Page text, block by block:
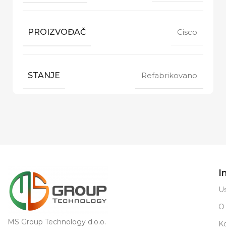
PROIZVOĐAČ Cisco
STANJE Refabrikovano
MS Group Technology d.o.o.